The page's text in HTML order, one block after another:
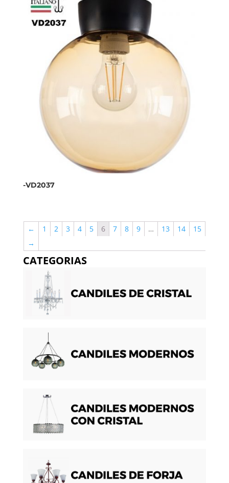
-VD2037
← 1 2 3 4 5 6 7 8 9 … 13 14
15
→
CATEGORIAS